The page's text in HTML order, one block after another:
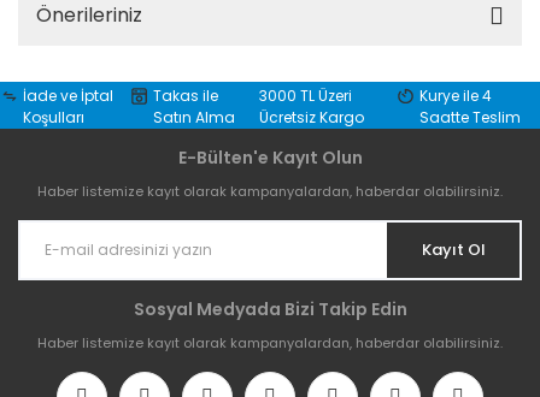
Önerileriniz
İade ve İptal
Koşulları
Takas ile
Satın Alma
3000 TL Üzeri
Ücretsiz Kargo
Kurye ile 4
Saatte Teslim
E-Bülten'e Kayıt Olun
Haber listemize kayıt olarak kampanyalardan, haberdar olabilirsiniz.
Kayıt Ol
Sosyal Medyada Bizi Takip Edin
Haber listemize kayıt olarak kampanyalardan, haberdar olabilirsiniz.